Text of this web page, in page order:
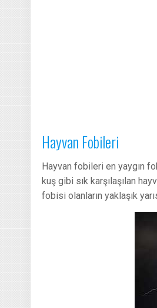
Hayvan Fobileri
Hayvan fobileri en yaygın
kuş gibi sık karşılaşılan
fobisi olanların yaklaşık